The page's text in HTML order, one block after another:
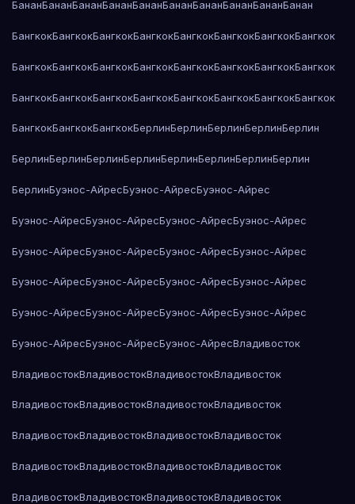
БананБананБананБананБананБананБананБананБананБанан
БангкокБангкокБангкокБангкокБангкокБангкокБангкокБангкок
БангкокБангкокБангкокБангкокБангкокБангкокБангкокБангкок
БангкокБангкокБангкокБангкокБангкокБангкокБангкокБангкок
БангкокБангкокБангкокБерлинБерлинБерлинБерлинБерлин
БерлинБерлинБерлинБерлинБерлинБерлинБерлинБерлин
БерлинБуэнос-АйресБуэнос-АйресБуэнос-Айрес
Буэнос-АйресБуэнос-АйресБуэнос-АйресБуэнос-Айрес
Буэнос-АйресБуэнос-АйресБуэнос-АйресБуэнос-Айрес
Буэнос-АйресБуэнос-АйресБуэнос-АйресБуэнос-Айрес
Буэнос-АйресБуэнос-АйресБуэнос-АйресБуэнос-Айрес
Буэнос-АйресБуэнос-АйресБуэнос-АйресВладивосток
ВладивостокВладивостокВладивостокВладивосток
ВладивостокВладивостокВладивостокВладивосток
ВладивостокВладивостокВладивостокВладивосток
ВладивостокВладивостокВладивостокВладивосток
ВладивостокВладивостокВладивостокВладивосток